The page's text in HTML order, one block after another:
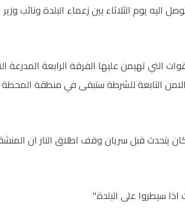
يوم الثلاثاء بين زعماء البلدة ونائب وزير
التي تهيمن عليها الفرقة الرابعة المدرعة
التابعة للشرطة ستبقى في منطقة المحطة
يتحدث قبل سريان وقف اطلاق النار ان
سيطروا على البلدة."